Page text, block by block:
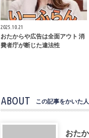
2025.10.21
おたからや広告は全面アウト 消
費者庁が断じた違法性
ABOUT この記事をかいた人
おた